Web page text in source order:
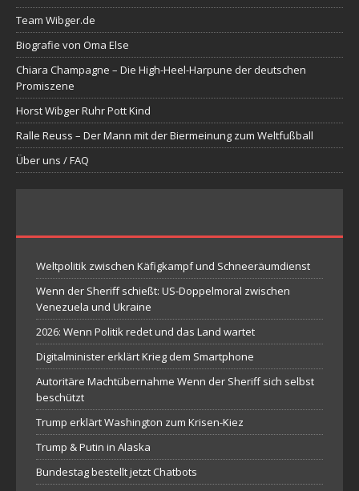
Team Wibger.de
Biografie von Oma Else
Chiara Champagne – Die High-Heel-Harpune der deutschen
Promiszene
Horst Wibger Ruhr Pott Kind
Ralle Reuss – Der Mann mit der Biermeinung zum Weltfußball
Über uns / FAQ
Weltpolitik zwischen Käfigkampf und Schneeräumdienst
Wenn der Sheriff schießt: US-Doppelmoral zwischen
Venezuela und Ukraine
2026: Wenn Politik redet und das Land wartet
Digitalminister erklärt Krieg dem Smartphone
Autoritäre Machtübernahme Wenn der Sheriff sich selbst
beschützt
Trump erklärt Washington zum Krisen-Kiez
Trump & Putin in Alaska
Bundestag bestellt jetzt Chatbots